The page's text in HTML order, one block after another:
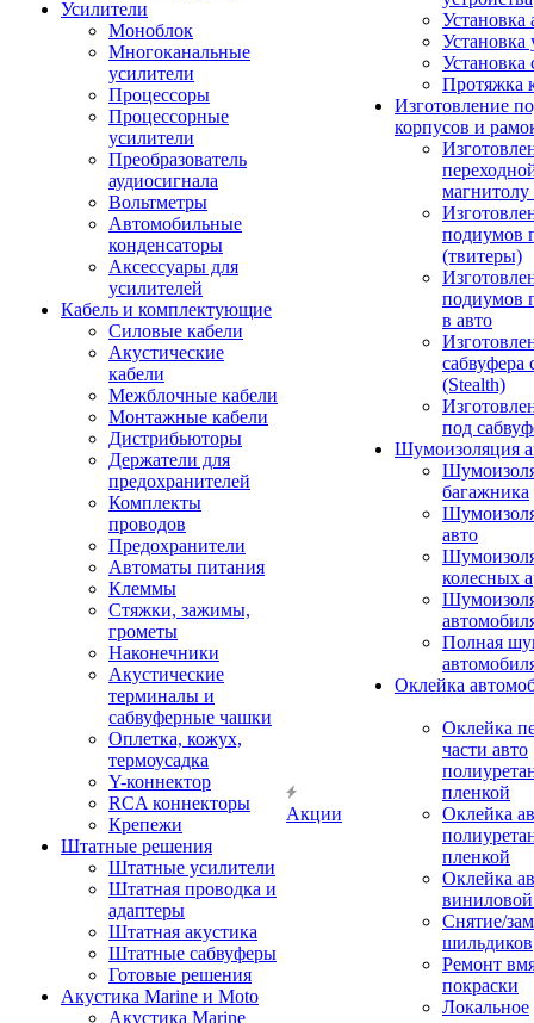
Усилители
Моноблок
Многоканальные
усилители
Процессоры
Процессорные
усилители
Преобразователь
аудиосигнала
Вольтметры
Автомобильные
конденсаторы
Аксессуары для
усилителей
Кабель и комплектующие
Силовые кабели
Акустические
кабели
Межблочные кабели
Монтажные кабели
Дистрибьюторы
Держатели для
предохранителей
Комплекты
проводов
Предохранители
Автоматы питания
Клеммы
Стяжки, зажимы,
грометы
Наконечники
Акустические
терминалы и
сабвуферные чашки
Оплетка, кожух,
термоусадка
Y-коннектор
RCA коннекторы
Крепежи
Штатные решения
Штатные усилители
Штатная проводка и
адаптеры
Штатная акустика
Штатные сабвуферы
Готовые решения
Акустика Marine и Moto
Акустика Marine
Акции
Установка
Установка
Установка
Протяжка
Изготовление
корпусов и
подиумов
(твитеры)
подиумов
в авто
сабвуфера
(Stealth)
под
Шумоизоляция
багажника
авто
колесных
Полная
Оклейка
Оклейка
части авто
пленкой
Оклейка
пленкой
Оклейка
Снятие/
шильдиков
Ремонт
покраски
Локальное